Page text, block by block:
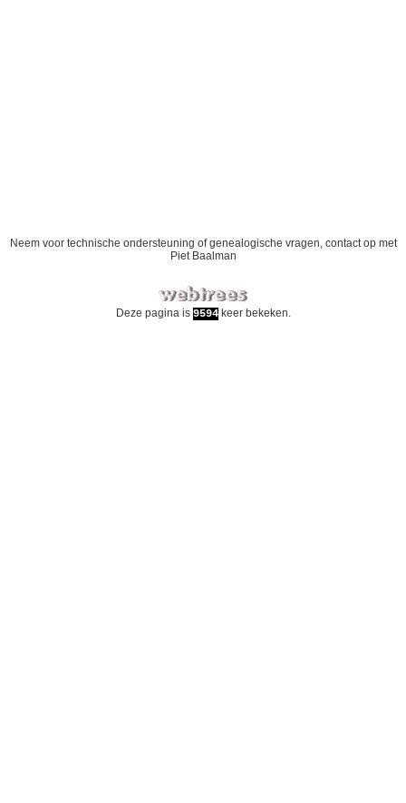
Neem voor technische ondersteuning of genealogische vragen, contact op met
Piet Baalman
Deze pagina is 9594keer bekeken.